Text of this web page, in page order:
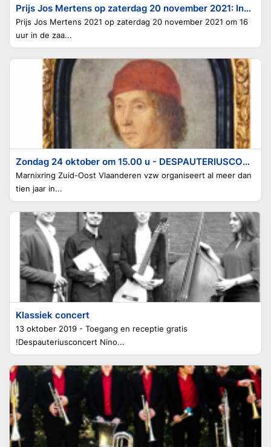
Prijs Jos Mertens op zaterdag 20 november 2021: Inschrijven verplicht via prijs_jos_mertens@scarlet.be
Prijs Jos Mertens 2021 op zaterdag 20 november 2021 om 16
uur in de zaa...
Zondag 24 oktober om 15.00 u - DESPAUTERIUSCONCERT
Marnixring Zuid-Oost Vlaanderen vzw organiseert al meer dan
tien jaar in...
Klassiek concert
13 oktober 2019 - Toegang en receptie gratis
!Despauteriusconcert Nino...